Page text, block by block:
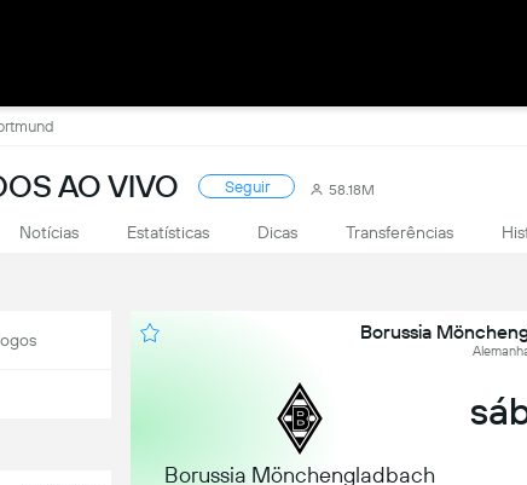
AO VIVO Seguir 58.18M
Notícias Estatísticas Dicas Transferências
Borussia
Borussia Mönchengladbach